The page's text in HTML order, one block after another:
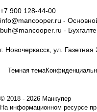
+7 900 128-44-00
info@mancooper.ru -
buh@mancooper.ru -
г. Новочеркасск, ул. Газетная
Темная тема
© 2018 - 2026 Манкупер
На информационном ресурсе